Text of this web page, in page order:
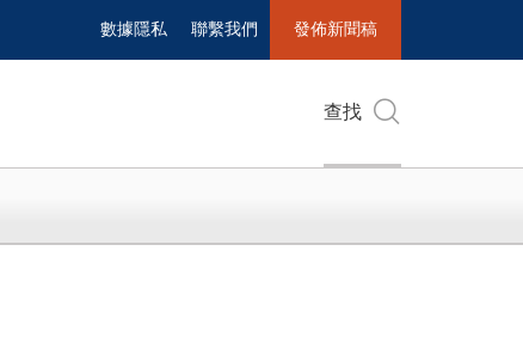
數據隱私 聯繫我們 發佈新聞稿
查找